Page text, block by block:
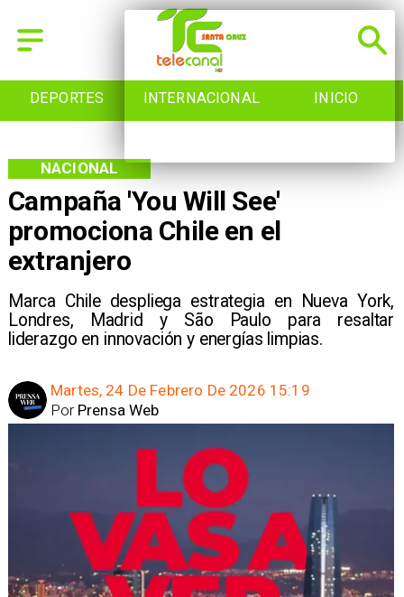
INTERNACIONAL INICIO NACIONAL
Campaña 'You Will See'
promociona Chile en el
extranjero
Marca Chile despliega estrategia en Nueva York,
Londres, Madrid y São Paulo para resaltar
liderazgo en innovación y energías limpias.
NACIONAL
Martes, 24 De Febrero De 2026 15:19
Prensa Web
Por